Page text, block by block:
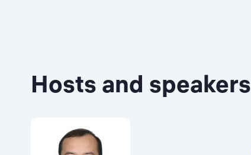
Hosts and speakers